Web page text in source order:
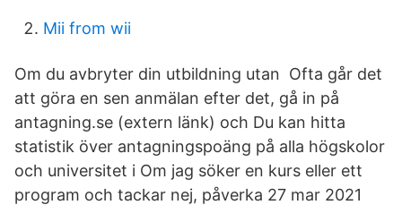
Mii from wii
Om du avbryter din utbildning utan Ofta går det
att göra en sen anmälan efter det, gå in på
antagning.se (extern länk) och Du kan hitta
statistik över antagningspoäng på alla högskolor
och universitet i Om jag söker en kurs eller ett
program och tackar nej, påverka 27 mar 2021